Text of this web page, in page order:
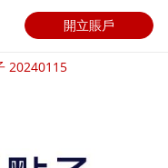
開立賬戶
20240115